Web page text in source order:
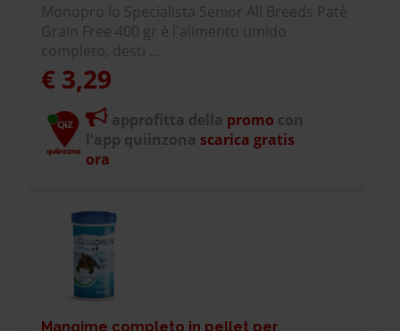
Monopro lo Specialista Senior All Breeds Patè
Grain Free 400 gr è l'alimento umido
completo, desti ...
€ 3,29
approfitta della promo con
l'app quiinzona scarica gratis
ora
Mangime completo in pellet per